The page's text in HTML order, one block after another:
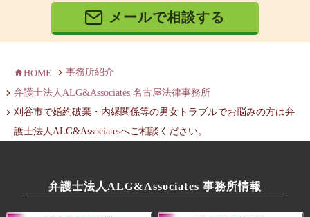
メールで相談する
HOME
事務所紹介
弁護士法人ALG&Associates 名古屋法律事務所
刈谷市で婚約破棄・内縁関係等の男女トラブルでお悩みの方は弁
護士法人ALG&Associatesへご相談ください。
弁護士法人ALG&Associates 事務所情報